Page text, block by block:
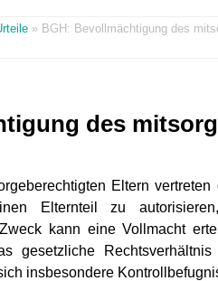
» BGH: Bevollmächtigung des
des
Eltern
Elternteil zu
kann eine Vollmacht
gesetzliche
insbesondere